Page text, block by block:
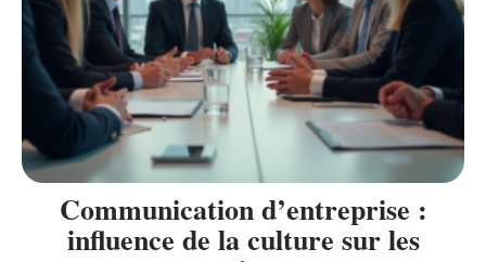
Communication d’entreprise :
influence de la culture sur les